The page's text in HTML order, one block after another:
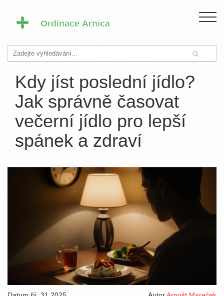
Kdy jíst poslední jídlo?
Jak správně časovat
večerní jídlo pro lepší
spánek a zdraví